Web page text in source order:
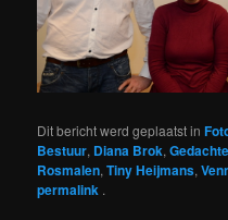
Dit bericht werd geplaatst in
Bestuur, Diana Brok,
Rosmalen,Tiny Heijmans,
permalink .